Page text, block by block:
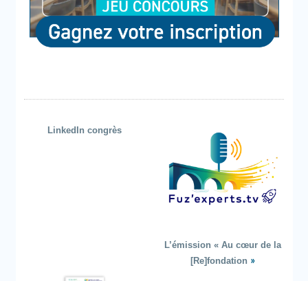
LinkedIn congrès
L’émission « Au cœur de la
[Re]fondation »